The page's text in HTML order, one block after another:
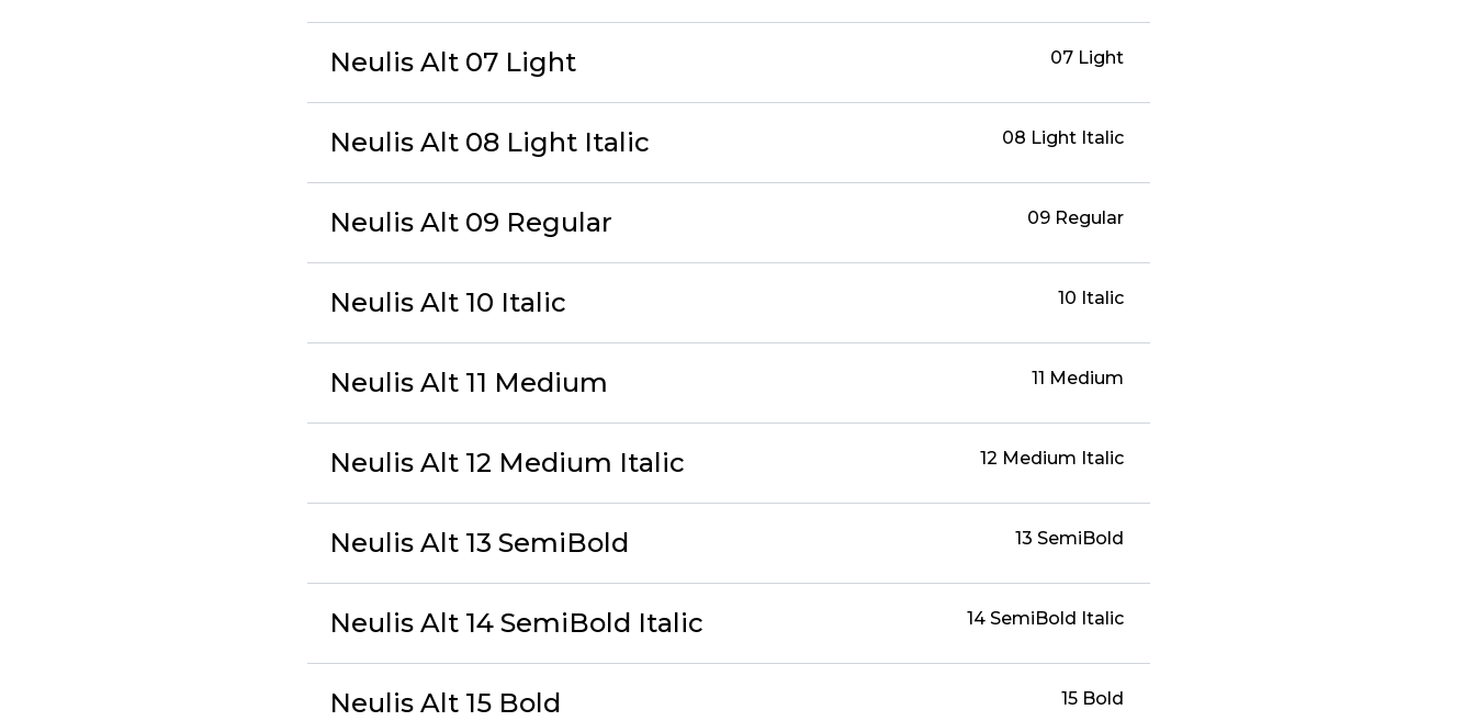
Neulis Alt 07 Light 07 Light
Neulis Alt 08 Light Italic 08 Light Italic
Neulis Alt 09 Regular 09 Regular
Neulis Alt 10 Italic 10 Italic
Neulis Alt 11 Medium 11 Medium
Neulis Alt 12 Medium Italic 12 Medium Italic
Neulis Alt 13 SemiBold 13 SemiBold
Neulis Alt 14 SemiBold Italic 14 SemiBold Italic
Neulis Alt 15 Bold 15 Bold